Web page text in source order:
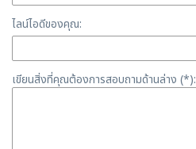
ไลน์ไอดีของคุณ:
เขียนสิ่งที่คุณต้องการสอบถามด้านล่าง (*):